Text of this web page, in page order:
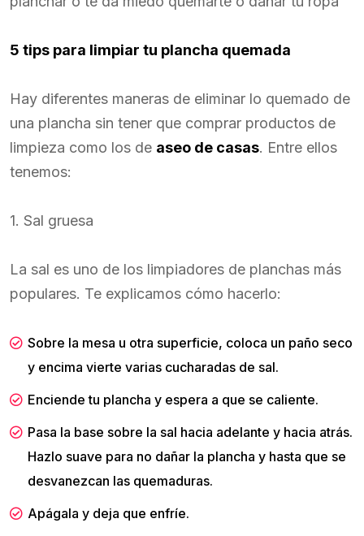
5 tips para limpiar tu plancha quemada
Hay diferentes maneras de eliminar lo quemado de
una plancha sin tener que comprar productos de
limpieza como los de aseo de casas. Entre ellos
tenemos:
1. Sal gruesa
La sal es uno de los limpiadores de planchas más
populares. Te explicamos cómo hacerlo:
Sobre la mesa u otra superficie, coloca un paño seco
y encima vierte varias cucharadas de sal.
Enciende tu plancha y espera a que se caliente.
Pasa la base sobre la sal hacia adelante y hacia atrás.
Hazlo suave para no dañar la plancha y hasta que se
desvanezcan las quemaduras.
Apágala y deja que enfríe.